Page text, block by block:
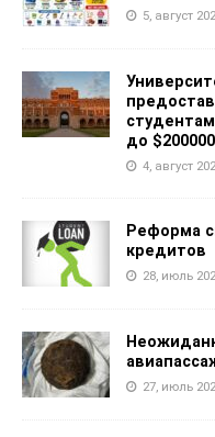
5, август
до $200000
4, август
Реформа
кредитов
28, июль
27, июль